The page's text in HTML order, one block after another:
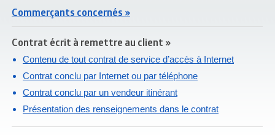
Commerçants concernés »
Contrat écrit à remettre au client »
Contenu de tout contrat de service d’accès à Internet
Contrat conclu par Internet ou par téléphone
Contrat conclu par un vendeur itinérant
Présentation des renseignements dans le contrat